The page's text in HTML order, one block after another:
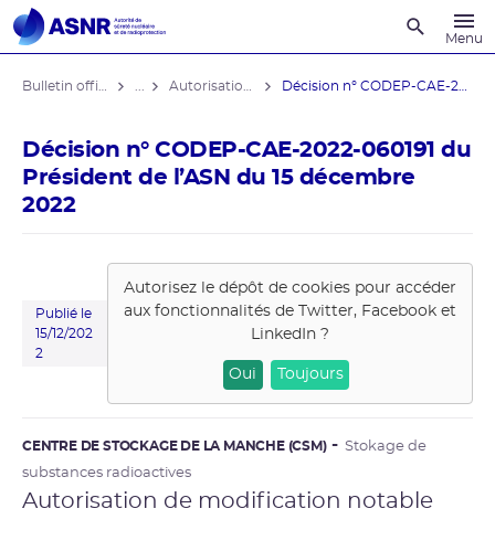
Menu
Décision n° CODEP-CAE-2022-060191 du
Président de l’ASN du 15 décembre
2022
Publié le
15/12/202
2
Autorisez le dépôt de cookies pour accéder
aux fonctionnalités de Twitter, Facebook et
LinkedIn?
Oui Toujours
CENTRE DE STOCKAGE DE LA MANCHE (CSM)
Stokage de
substances radioactives
Autorisation de modification notable